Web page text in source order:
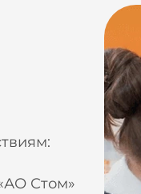
Стом»